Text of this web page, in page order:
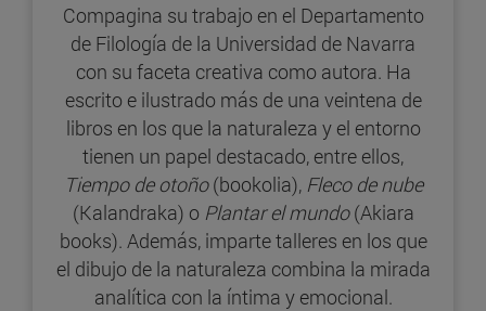
Compagina su trabajo en el Departamento
de Filología de la Universidad de Navarra
con su faceta creativa como autora. Ha
escrito e ilustrado más de una veintena de
libros en los que la naturaleza y el entorno
tienen un papel destacado, entre ellos,
Tiempo de otoño(bookolia), Fleco de nube
(Kalandraka) o Plantar el mundo(Akiara
books). Además, imparte talleres en los que
el dibujo de la naturaleza combina la mirada
analítica con la íntima y emocional.